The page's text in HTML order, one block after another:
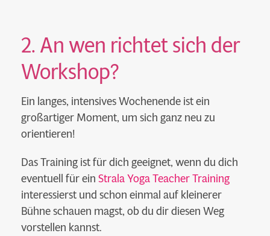
2. An wen richtet sich der
Workshop?
Ein langes, intensives Wochenende ist ein
großartiger Moment, um sich ganz neu zu
orientieren!
Das Training ist für dich geeignet, wenn du dich
eventuell für einStrala Yoga Teacher Training
interessierst und schon einmal auf kleinerer
Bühne schauen magst, ob du dir diesen Weg
vorstellen kannst.